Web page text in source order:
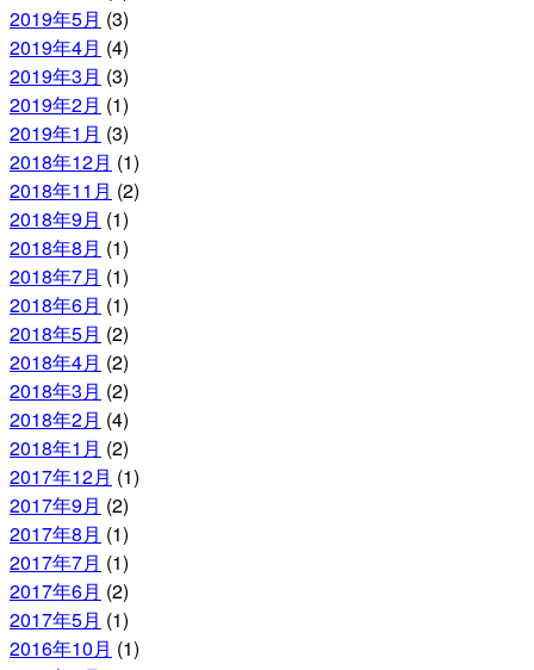
2019年5月 (3)
2019年4月 (4)
2019年3月 (3)
2019年2月 (1)
2019年1月 (3)
2018年12月 (1)
2018年11月 (2)
2018年9月 (1)
2018年8月 (1)
2018年7月 (1)
2018年6月 (1)
2018年5月 (2)
2018年4月 (2)
2018年3月 (2)
2018年2月 (4)
2018年1月 (2)
2017年12月 (1)
2017年9月 (2)
2017年8月 (1)
2017年7月 (1)
2017年6月 (2)
2017年5月 (1)
2016年10月 (1)